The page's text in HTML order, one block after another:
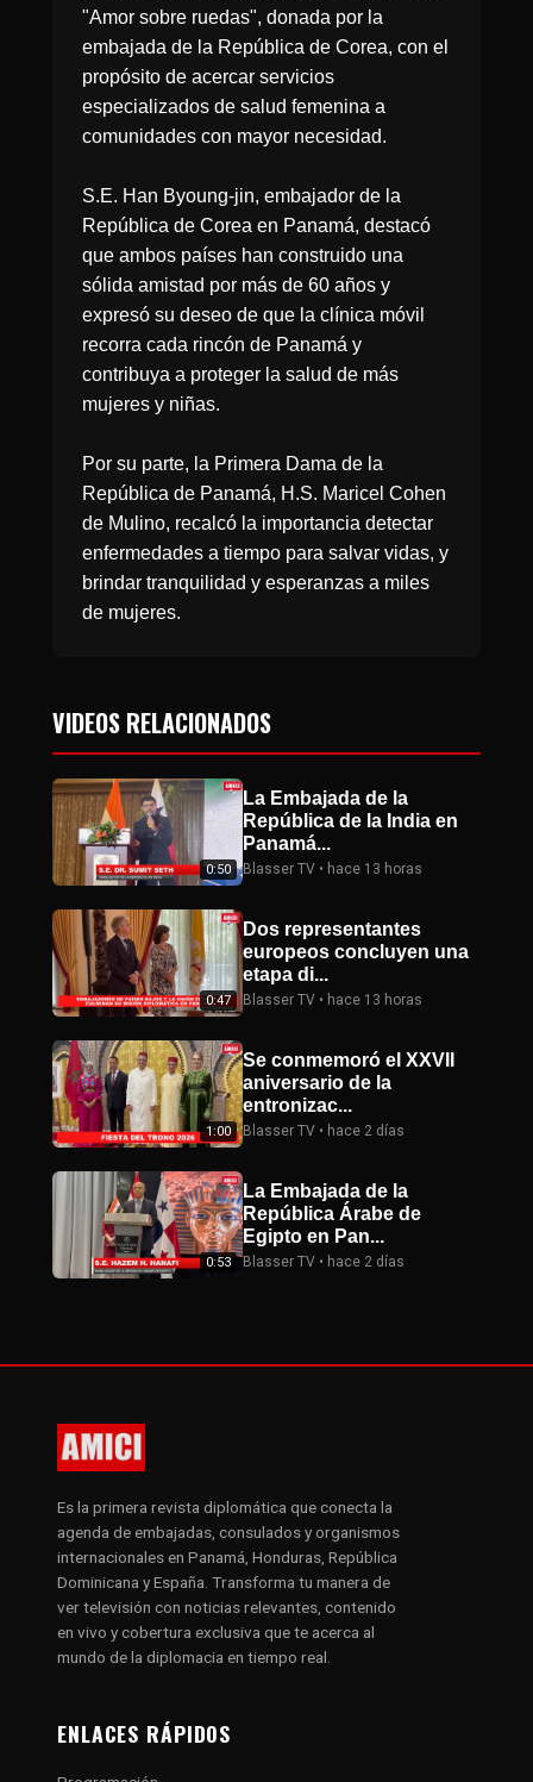
"Amor sobre ruedas", donada por la
embajada de la República de Corea, con el
propósito de acercar servicios
especializados de salud femenina a
comunidades con mayor necesidad.
S.E. Han Byoung-jin, embajador de la
República de Corea en Panamá, destacó
que ambos países han construido una
sólida amistad por más de 60 años y
expresó su deseo de que la clínica móvil
recorra cada rincón de Panamá y
contribuya a proteger la salud de más
mujeres y niñas.
Por su parte, la Primera Dama de la
República de Panamá, H.S. Maricel Cohen
de Mulino, recalcó la importancia detectar
enfermedades a tiempo para salvar vidas, y
brindar tranquilidad y esperanzas a miles
de mujeres.
VIDEOS RELACIONADOS
0:50
La Embajada de la
República de la India en
Panamá...
Blasser TV • hace 13 horas
0:47
Dos representantes
europeos concluyen una
etapa di...
Blasser TV • hace 13 horas
1:00
Se conmemoró el XXVII
aniversario de la
entronizac...
Blasser TV • hace 2 días
0:53
La Embajada de la
República Árabe de
Egipto en Pan...
Blasser TV • hace 2 días
Es la primera revista diplomática que conecta la
agenda de embajadas, consulados y organismos
internacionales en Panamá, Honduras, República
Dominicana y España. Transforma tu manera de
ver televisión con noticias relevantes, contenido
en vivo y cobertura exclusiva que te acerca al
mundo de la diplomacia en tiempo real.
ENLACES RÁPIDOS